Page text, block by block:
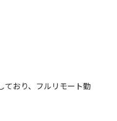
おり、フルリモート勤